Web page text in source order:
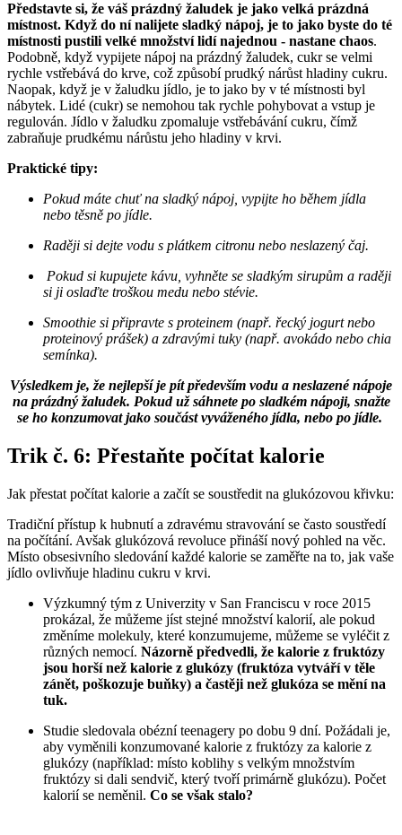
Představte si, že váš prázdný žaludek je jako velká prázdná
místnost. Když do ní nalijete sladký nápoj, je to jako byste do té
místnosti pustili velké množství lidí najednou - nastane chaos.
Podobně, když vypijete nápoj na prázdný žaludek, cukr se velmi
rychle vstřebává do krve, což způsobí prudký nárůst hladiny cukru.
Naopak, když je v žaludku jídlo, je to jako by v té místnosti byl
nábytek. Lidé (cukr) se nemohou tak rychle pohybovat a vstup je
regulován. Jídlo v žaludku zpomaluje vstřebávání cukru, čímž
zabraňuje prudkému nárůstu jeho hladiny v krvi.
Praktické tipy:
Pokud máte chuť na sladký nápoj, vypijte ho během jídla
nebo těsně po jídle.
Raději si dejte vodu s plátkem citronu nebo neslazený čaj.
Pokud si kupujete kávu, vyhněte se sladkým sirupům a raději
si ji oslaďte troškou medu nebo stévie.
Smoothie si připravte s proteinem (např. řecký jogurt nebo
proteinový prášek) a zdravými tuky (např. avokádo nebo chia
semínka).
Výsledkem je, že nejlepší je pít především vodu a neslazené nápoje
na prázdný žaludek. Pokud už sáhnete po sladkém nápoji, snažte
se ho konzumovat jako součást vyváženého jídla, nebo po jídle.
Trik č. 6: Přestaňte počítat kalorie
Jak přestat počítat kalorie a začít se soustředit na glukózovou křivku:
Tradiční přístup k hubnutí a zdravému stravování se často soustředí
na počítání. Avšak glukózová revoluce přináší nový pohled na věc.
Místo obsesivního sledování každé kalorie se zaměřte na to, jak vaše
jídlo ovlivňuje hladinu cukru v krvi.
Výzkumný tým z Univerzity v San Franciscu v roce 2015
prokázal, že můžeme jíst stejné množství kalorií, ale pokud
změníme molekuly, které konzumujeme, můžeme se vyléčit z
různých nemocí. Názorně předvedli, že kalorie z fruktózy
jsou horší než kalorie z glukózy (fruktóza vytváří v těle
zánět, poškozuje buňky) a častěji než glukóza se mění na
tuk.
Studie sledovala obézní teenagery po dobu 9 dní. Požádali je,
aby vyměnili konzumované kalorie z fruktózy za kalorie z
glukózy (například: místo koblihy s velkým množstvím
fruktózy si dali sendvič, který tvoří primárně glukózu). Počet
kalorií se neměnil. Co se však stalo?